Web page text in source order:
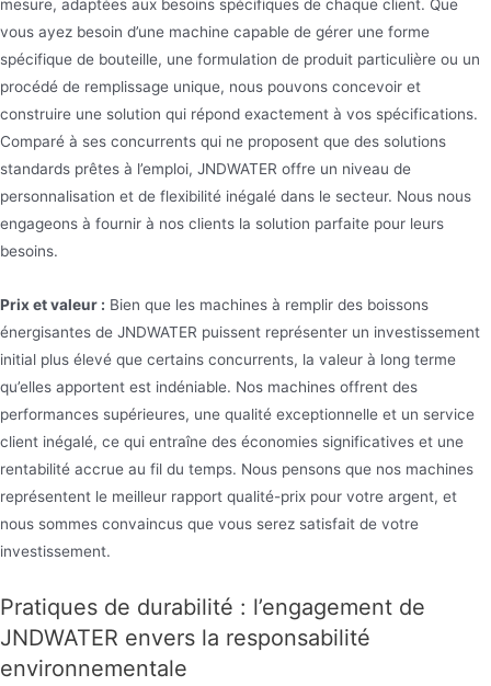
mesure, adaptées aux besoins spécifiques de chaque client. Que
vous ayez besoin d’une machine capable de gérer une forme
spécifique de bouteille, une formulation de produit particulière ou un
procédé de remplissage unique, nous pouvons concevoir et
construire une solution qui répond exactement à vos spécifications.
Comparé à ses concurrents qui ne proposent que des solutions
standards prêtes à l’emploi, JNDWATER offre un niveau de
personnalisation et de flexibilité inégalé dans le secteur. Nous nous
engageons à fournir à nos clients la solution parfaite pour leurs
besoins.
Prix et valeur : Bien que les machines à remplir des boissons
énergisantes de JNDWATER puissent représenter un investissement
initial plus élevé que certains concurrents, la valeur à long terme
qu’elles apportent est indéniable. Nos machines offrent des
performances supérieures, une qualité exceptionnelle et un service
client inégalé, ce qui entraîne des économies significatives et une
rentabilité accrue au fil du temps. Nous pensons que nos machines
représentent le meilleur rapport qualité-prix pour votre argent, et
nous sommes convaincus que vous serez satisfait de votre
investissement.
Pratiques de durabilité : l’engagement de
JNDWATER envers la responsabilité
environnementale